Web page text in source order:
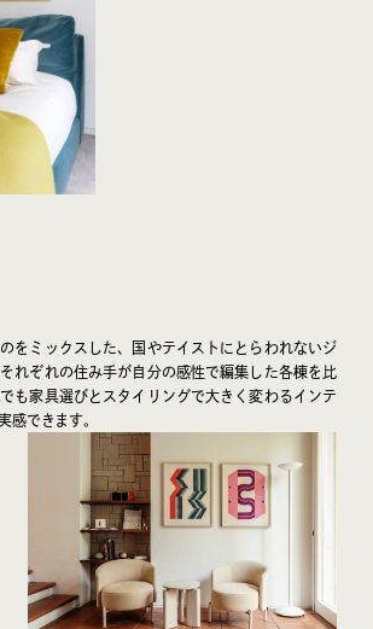
をミックスした、国やテイストにとらわれないジ
れぞれの住み手が自分の感性で編集した各棟を比
も家具選びとスタイリングで大きく変わるインテ
感できます。